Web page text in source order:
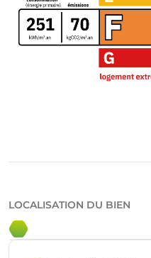
LOCALISATION DU BIEN